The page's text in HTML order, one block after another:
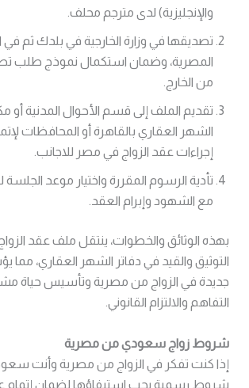
والإنجليزية) لدى مترجم محلف.
تصديقها في وزارة الخارجية في بلدك ثم في
المصرية، وضمان استكمال نموذج طلب
من الخارج.
تقديم الملف إلى قسم الأحوال المدنية أو
الشهر العقاري بالقاهرة أو المحافظات
إجراءات عقد الزواج في مصر للاجانب.
تأدية الرسوم المقررة واختيار موعد الجلسة
مع الشهود وإبرام العقد.
بهذه الوثائق والخطوات، ينتقل ملف عقد
التوثيق والقيد في دفاتر الشهر العقاري،
جديدة في الزواج من مصرية وتأسيس حياة
التفاهم والالتزام القانوني.
شروط زواج سعودي من مصرية
إذا كنت تفكر في الزواج من مصرية وأنت
شروط رسمية يجب استيفاؤها لضمان إتمام